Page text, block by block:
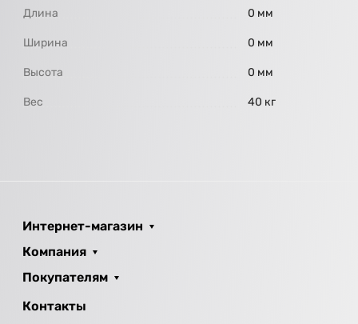
Длина 0 мм
Ширина 0 мм
Высота 0 мм
Вес 40 кг
Интернет-магазин
Компания
Покупателям
Контакты